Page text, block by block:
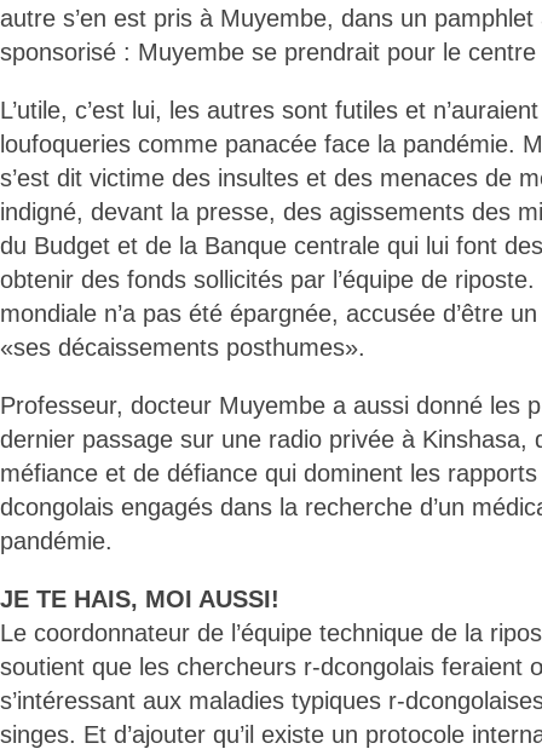
autre s’en est pris à Muyembe, dans un
sponsorisé : Muyembe se prendrait pour le
L’utile, c’est lui, les autres sont futiles et
loufoqueries comme panacée face la pandémie.
s’est dit victime des insultes et des menaces de
indigné, devant la presse, des agissements des
du Budget et de la Banque centrale qui lui font
obtenir des fonds sollicités par l’équipe de
mondiale n’a pas été épargnée, accusée d’être
«ses décaissements posthumes».
Professeur, docteur Muyembe a aussi donné les
dernier passage sur une radio privée à Kinshasa,
méfiance et de défiance qui dominent les
dcongolais engagés dans la recherche d’un
pandémie.
JE TE HAIS, MOI AUSSI!
Le coordonnateur de l’équipe technique de la
soutient que les chercheurs r-dcongolais feraient
s’intéressant aux maladies typiques r-
singes. Et d’ajouter qu’il existe un protocole